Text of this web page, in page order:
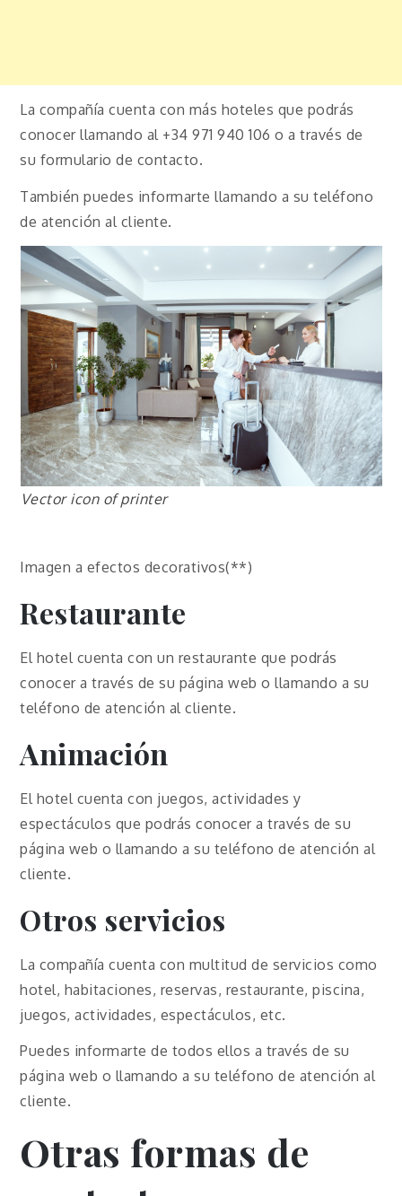
La compañía cuenta con más hoteles que podrás
conocer llamando al +34 971 940 106 o a través de
su formulario de contacto.
También puedes informarte llamando a su teléfono
de atención al cliente.
Vector icon of printer
Imagen a efectos decorativos(**)
Restaurante
El hotel cuenta con un restaurante que podrás
conocer a través de su página web o llamando a su
teléfono de atención al cliente.
Animación
El hotel cuenta con juegos, actividades y
espectáculos que podrás conocer a través de su
página web o llamando a su teléfono de atención al
cliente.
Otros servicios
La compañía cuenta con multitud de servicios como
hotel, habitaciones, reservas, restaurante, piscina,
juegos, actividades, espectáculos, etc.
Puedes informarte de todos ellos a través de su
página web o llamando a su teléfono de atención al
cliente.
Otras formas de